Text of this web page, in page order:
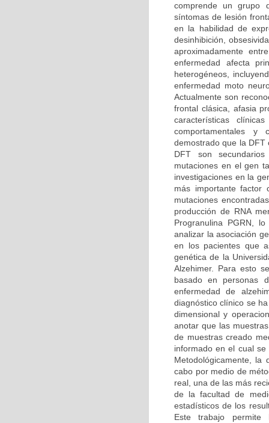
comprende un grupo
síntomas de lesión
en la habilidad de
desinhibición,
aproximadamente
enfermedad afecta
heterogéneos,
enfermedad moto
Actualmente son
frontal clásica, afasia
características
comportamentales y
demostrado que la DFT
DFT son
mutaciones en el gen
investigaciones en la
más importante factor
mutaciones
producción de RNA
Progranulina PGRN,
analizar la asociación
en los pacientes que
genética de la
Alzehimer. Para esto
basado en personas
enfermedad de
diagnóstico clínico se
dimensional y
anotar que las
de muestras creado
informado en el cual
Metodológicamente, la
cabo por medio de
real, una de las más
de la facultad de
estadísticos de los
Este trabajo permite